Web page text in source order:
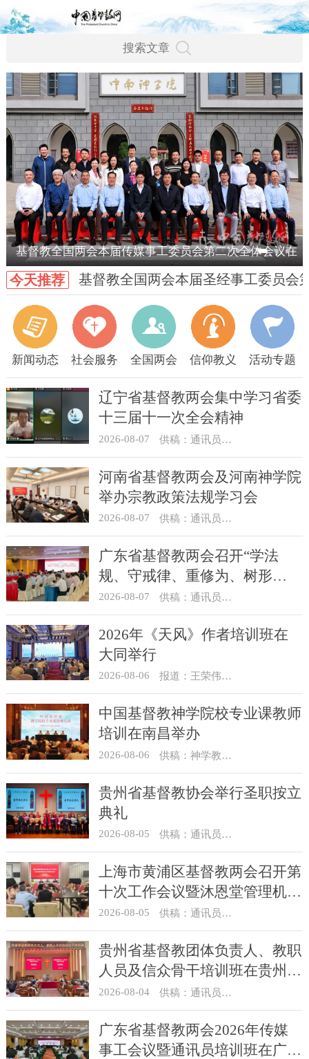
基督教全国两会本届传媒事工委员会第二次全体会议在
武汉召开
今天推荐 基督教全国两会本届圣经事工委员会
新闻动态 社会服务 全国两会 信仰教义 活动专题
辽宁省基督教两会集中学习省委
十三届十一次全会精神
2026-08-07 供稿：通讯员 顾利民
河南省基督教两会及河南神学院
举办宗教政策法规学习会
2026-08-07 供稿：通讯员 靳新元
广东省基督教两会召开“学法
规、守戒律、重修为、树形
象”教育活动总结会议
2026-08-07 供稿：通讯员 汪浩
2026年《天风》作者培训班在
大同举行
2026-08-06 报道：王荣伟 摄影：冯谦
中国基督教神学院校专业课教师
培训在南昌举办
2026-08-06 供稿：神学教育部
贵州省基督教协会举行圣职按立
典礼
2026-08-05 供稿：通讯员 杨菁
上海市黄浦区基督教两会召开第
十次工作会议暨沐恩堂管理机构
七月份联席会议
2026-08-05 供稿：通讯员 景健美
贵州省基督教团体负责人、教职
人员及信众骨干培训班在贵州圣
经学校举办
2026-08-04 供稿：通讯员 杨菁
广东省基督教两会2026年传媒
事工会议暨通讯员培训班在广州